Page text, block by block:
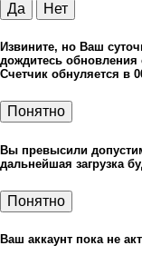
Да Нет
Извините, но Ваш
дождитесь обновления
Счетчик обнуляется в
Понятно
Вы превысили
дальнейшая загрузка
Понятно
Ваш аккаунт пока не